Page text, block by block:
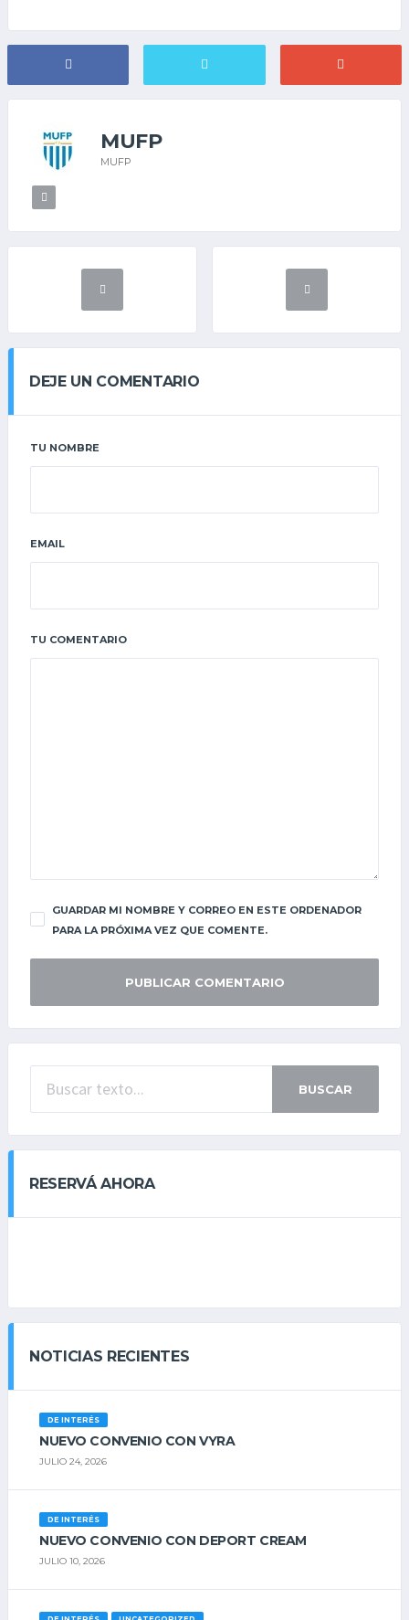
MUFP
MUFP
DEJE UN COMENTARIO
TU NOMBRE
EMAIL
TU COMENTARIO
GUARDAR MI NOMBRE Y CORREO EN ESTE ORDENADOR
PARA LA PRÓXIMA VEZ QUE COMENTE.
BUSCAR
RESERVÁ AHORA
NOTICIAS RECIENTES
DE INTERÉS
NUEVO CONVENIO CON VYRA
JULIO 24, 2026
DE INTERÉS
NUEVO CONVENIO CON DEPORT CREAM
JULIO 10, 2026